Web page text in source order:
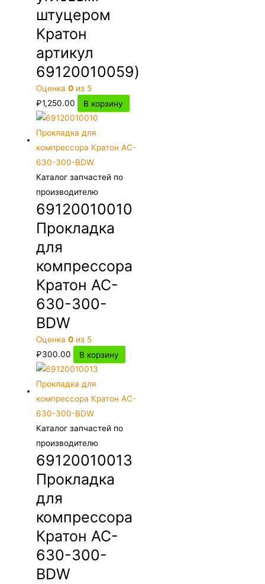
штуцером
Кратон
артикул
69120010059)
Оценка0 из 5
₽1,250.00 В корзину
Каталог запчастей по
производителю
69120010010
Прокладка
для
компрессора
Кратон AC-
630-300-
BDW
Оценка0 из 5
₽300.00 В корзину
Каталог запчастей по
производителю
69120010013
Прокладка
для
компрессора
Кратон AC-
630-300-
BDW